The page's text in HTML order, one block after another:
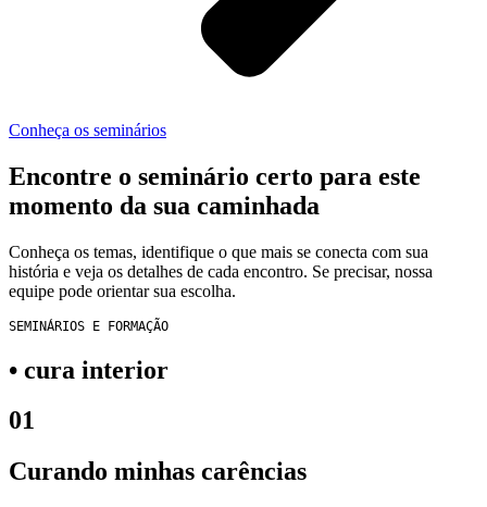
Conheça os seminários
Encontre o seminário certo para este
momento da sua caminhada​
Conheça os temas, identifique o que mais se conecta com sua
história e veja os detalhes de cada encontro. Se precisar, nossa
equipe pode orientar sua escolha.
SEMINÁRIOS E FORMAÇÃO
• cura interior
01
Curando minhas carências